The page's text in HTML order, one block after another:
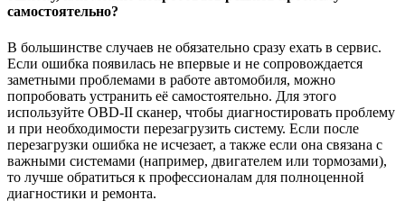
самостоятельно?
В большинстве случаев не обязательно сразу ехать в сервис.
Если ошибка появилась не впервые и не сопровождается
заметными проблемами в работе автомобиля, можно
попробовать устранить её самостоятельно. Для этого
используйте OBD-II сканер, чтобы диагностировать проблему
и при необходимости перезагрузить систему. Если после
перезагрузки ошибка не исчезает, а также если она связана с
важными системами (например, двигателем или тормозами),
то лучше обратиться к профессионалам для полноценной
диагностики и ремонта.